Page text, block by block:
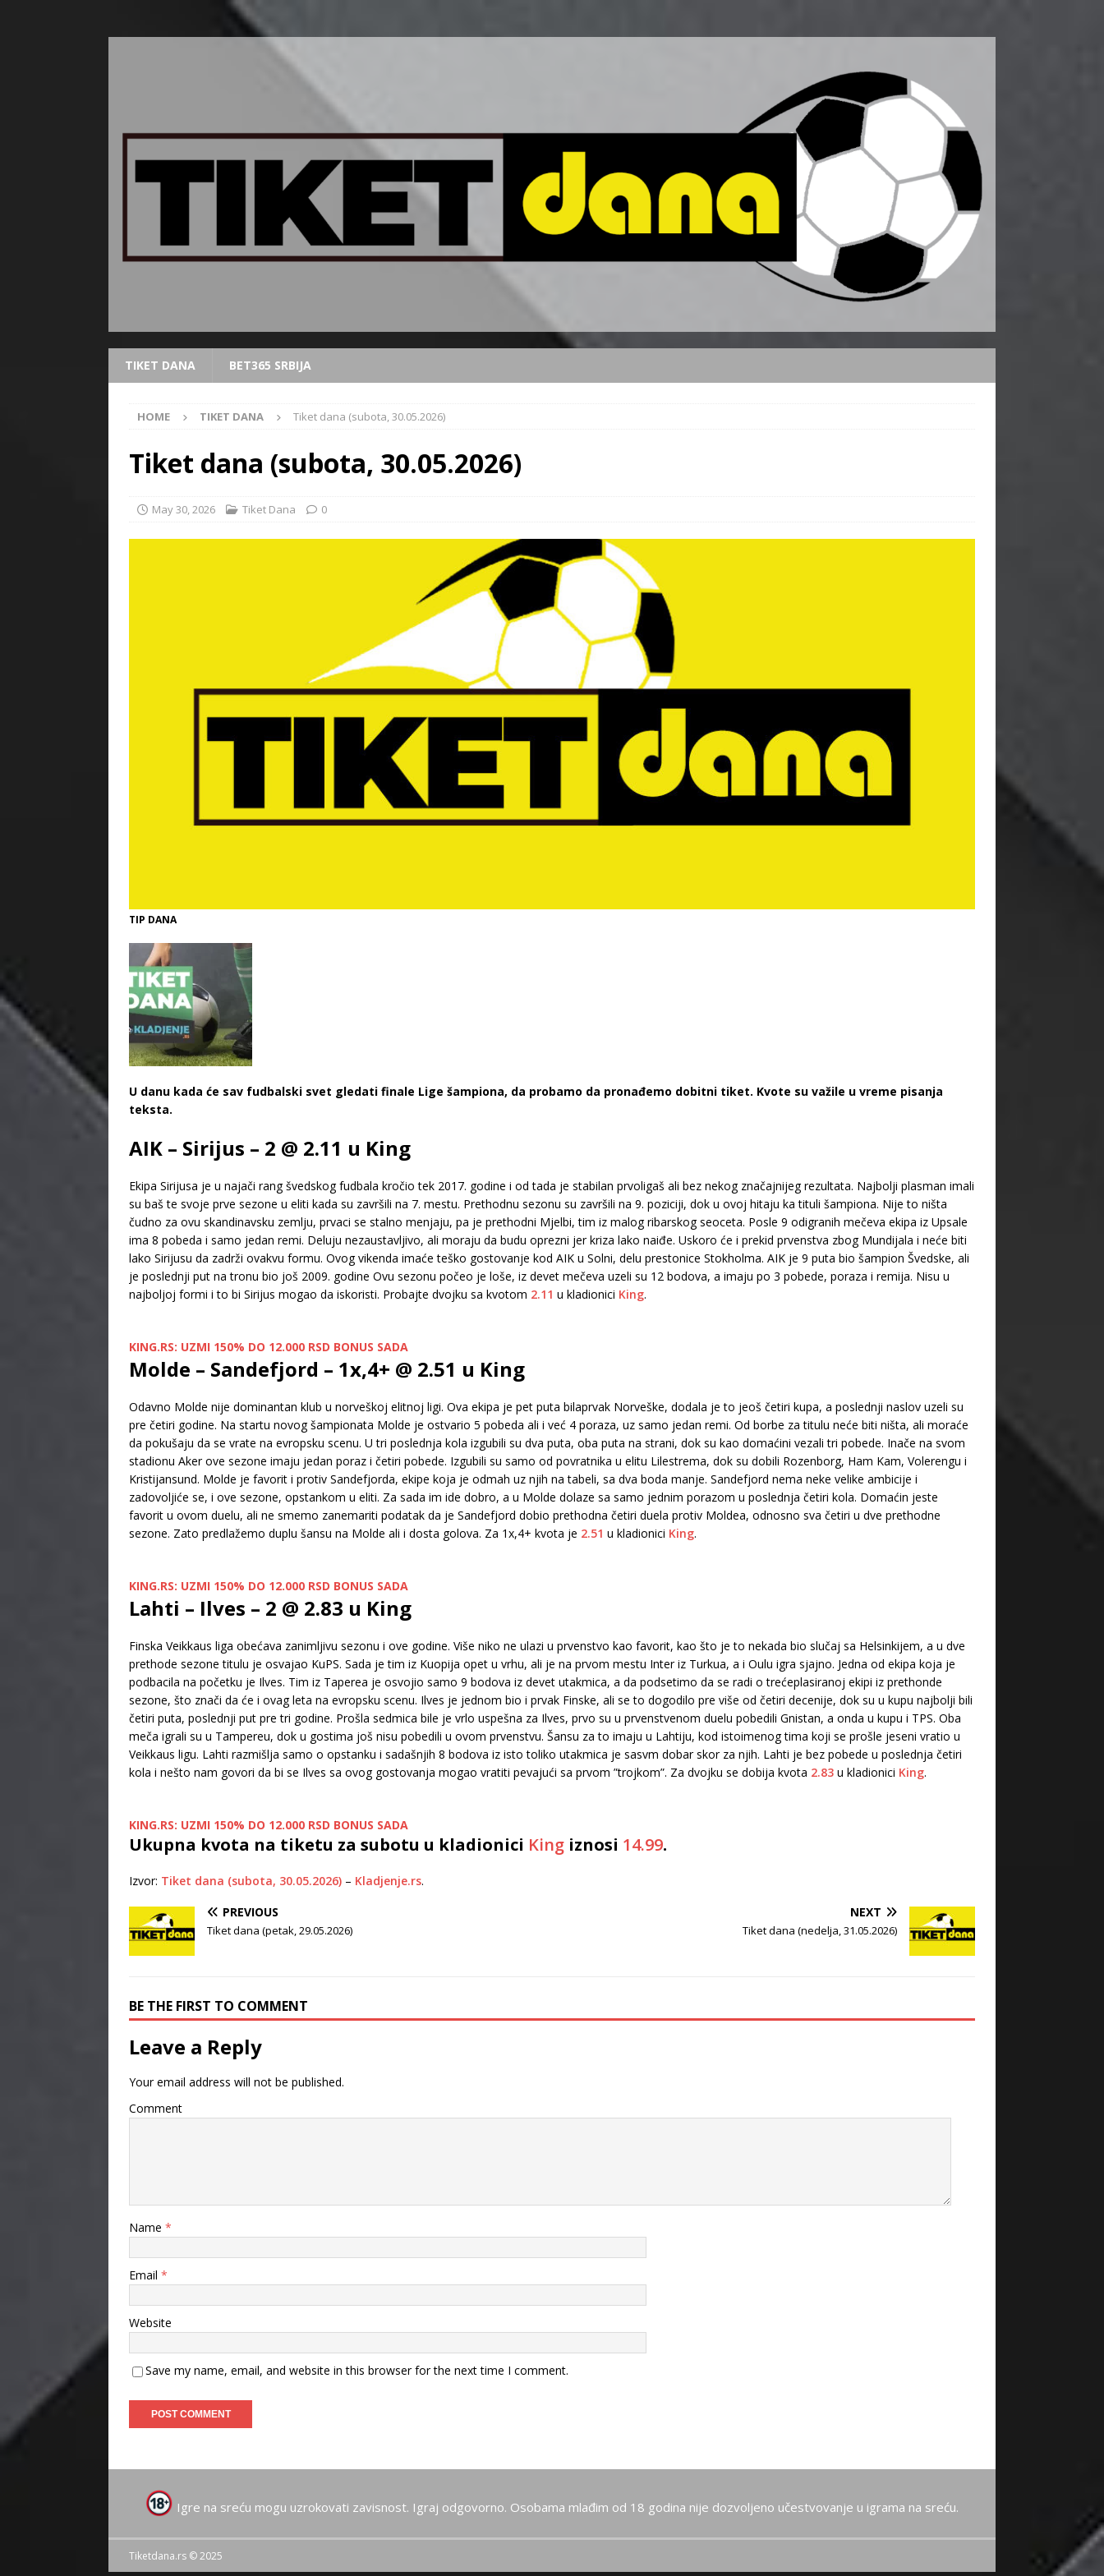
TIKET DANA BET365 SRBIJA
HOME TIKET DANA Tiket dana (subota, 30.05.2026)
Tiket dana (subota, 30.05.2026)
May 30, 2026 Tiket Dana 0
TIP DANA
U danu kada će sav fudbalski svet gledati finale Lige šampiona, da probamo da pronađemo dobitni tiket. Kvote su važile u vreme pisanja
teksta.
AIK – Sirijus – 2 @ 2.11 u King
Ekipa Sirijusa je u najači rang švedskog fudbala kročio tek 2017. godine i od tada je stabilan prvoligaš ali bez nekog značajnijeg rezultata. Najbolji plasman imali
su baš te svoje prve sezone u eliti kada su završili na 7. mestu. Prethodnu sezonu su završili na 9. poziciji, dok u ovoj hitaju ka tituli šampiona. Nije to ništa
čudno za ovu skandinavsku zemlju, prvaci se stalno menjaju, pa je prethodni Mjelbi, tim iz malog ribarskog seoceta. Posle 9 odigranih mečeva ekipa iz Upsale
ima 8 pobeda i samo jedan remi. Deluju nezaustavljivo, ali moraju da budu oprezni jer kriza lako naiđe. Uskoro će i prekid prvenstva zbog Mundijala i neće biti
lako Sirijusu da zadrži ovakvu formu. Ovog vikenda imaće teško gostovanje kod AIK u Solni, delu prestonice Stokholma. AIK je 9 puta bio šampion Švedske, ali
je poslednji put na tronu bio još 2009. godine Ovu sezonu počeo je loše, iz devet mečeva uzeli su 12 bodova, a imaju po 3 pobede, poraza i remija. Nisu u
najboljoj formi i to bi Sirijus mogao da iskoristi. Probajte dvojku sa kvotom 2.11 u kladionici King.
KING.RS: UZMI 150% DO 12.000 RSD BONUS SADA
Molde – Sandefjord – 1x,4+ @ 2.51 u King
Odavno Molde nije dominantan klub u norveškoj elitnoj ligi. Ova ekipa je pet puta bilaprvak Norveške, dodala je to jeoš četiri kupa, a poslednji naslov uzeli su
pre četiri godine. Na startu novog šampionata Molde je ostvario 5 pobeda ali i već 4 poraza, uz samo jedan remi. Od borbe za titulu neće biti ništa, ali moraće
da pokušaju da se vrate na evropsku scenu. U tri poslednja kola izgubili su dva puta, oba puta na strani, dok su kao domaćini vezali tri pobede. Inače na svom
stadionu Aker ove sezone imaju jedan poraz i četiri pobede. Izgubili su samo od povratnika u elitu Lilestrema, dok su dobili Rozenborg, Ham Kam, Volerengu i
Kristijansund. Molde je favorit i protiv Sandefjorda, ekipe koja je odmah uz njih na tabeli, sa dva boda manje. Sandefjord nema neke velike ambicije i
zadovoljiće se, i ove sezone, opstankom u eliti. Za sada im ide dobro, a u Molde dolaze sa samo jednim porazom u poslednja četiri kola. Domaćin jeste
favorit u ovom duelu, ali ne smemo zanemariti podatak da je Sandefjord dobio prethodna četiri duela protiv Moldea, odnosno sva četiri u dve prethodne
sezone. Zato predlažemo duplu šansu na Molde ali i dosta golova. Za 1x,4+ kvota je 2.51 u kladionici King.
KING.RS: UZMI 150% DO 12.000 RSD BONUS SADA
Lahti – Ilves – 2 @ 2.83 u King
Finska Veikkaus liga obećava zanimljivu sezonu i ove godine. Više niko ne ulazi u prvenstvo kao favorit, kao što je to nekada bio slučaj sa Helsinkijem, a u dve
prethode sezone titulu je osvajao KuPS. Sada je tim iz Kuopija opet u vrhu, ali je na prvom mestu Inter iz Turkua, a i Oulu igra sjajno. Jedna od ekipa koja je
podbacila na početku je Ilves. Tim iz Taperea je osvojio samo 9 bodova iz devet utakmica, a da podsetimo da se radi o trećeplasiranoj ekipi iz prethonde
sezone, što znači da će i ovag leta na evropsku scenu. Ilves je jednom bio i prvak Finske, ali se to dogodilo pre više od četiri decenije, dok su u kupu najbolji bili
četiri puta, poslednji put pre tri godine. Prošla sedmica bile je vrlo uspešna za Ilves, prvo su u prvenstvenom duelu pobedili Gnistan, a onda u kupu i TPS. Oba
meča igrali su u Tampereu, dok u gostima još nisu pobedili u ovom prvenstvu. Šansu za to imaju u Lahtiju, kod istoimenog tima koji se prošle jeseni vratio u
Veikkaus ligu. Lahti razmišlja samo o opstanku i sadašnjih 8 bodova iz isto toliko utakmica je sasvm dobar skor za njih. Lahti je bez pobede u poslednja četiri
kola i nešto nam govori da bi se Ilves sa ovog gostovanja mogao vratiti pevajući sa prvom ”trojkom”. Za dvojku se dobija kvota 2.83 u kladionici King.
KING.RS: UZMI 150% DO 12.000 RSD BONUS SADA
Ukupna kvota na tiketu za subotu u kladionici King iznosi 14.99.
Izvor: Tiket dana (subota, 30.05.2026) – Kladjenje.rs.
PREVIOUS
Tiket dana (petak, 29.05.2026)
NEXT
Tiket dana (nedelja, 31.05.2026)
BE THE FIRST TO COMMENT
Leave a Reply
Your email address will not be published.
Comment
Name *
Email *
Website
Save my name, email, and website in this browser for the next time I comment.
Igre na sreću mogu uzrokovati zavisnost. Igraj odgovorno. Osobama mlađim od 18 godina nije dozvoljeno učestvovanje u igrama na sreću.
Tiketdana.rs © 2025